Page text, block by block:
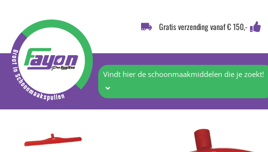
Gratis verzending vanaf € 150,-
Vindt hier de schoonmaakmiddelen die je zoekt!